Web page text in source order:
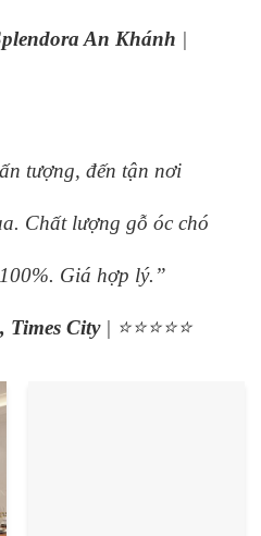
An Khánh |
tượng, đến tận nơi
Chất lượng gỗ óc chó
Giá hợp lý.”
City| ⭐⭐⭐⭐⭐